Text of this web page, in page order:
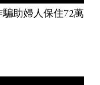
助婦人保住72萬